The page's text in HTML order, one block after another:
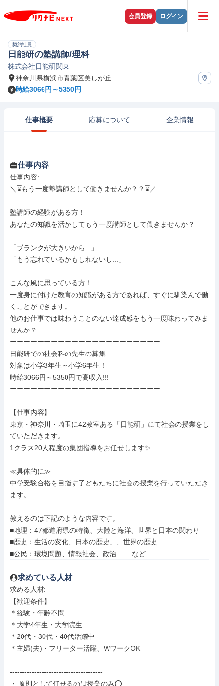
会員登録 ログイン
契約社員
日能研の塾講師/理科
株式会社日能研関東
神奈川県横浜市青葉区美しが丘
時給3066円～5350円
仕事概要 応募について 企業情報
仕事内容
仕事内容:
＼⌛️もう一度塾講師として働きませんか？？⌛️／
塾講師の経験がある方！
あなたの知識を活かしてもう一度講師として働きませんか？
「ブランクが大きいから...」
「もう忘れているかもしれないし...」
こんな風に思っている方！
一度身に付けた教育の知識がある方であれば、すぐに馴染んで働
くことができます。
他のお仕事では味わうことのない達成感をもう一度味わってみま
せんか？
ーーーーーーーーーーーーーーーーーーーーーー
日能研での社会科の先生の募集
対象は小学3年生～小学6年生！
時給3066円～5350円で高収入!!!
ーーーーーーーーーーーーーーーーーーーーーー
【仕事内容】
東京・神奈川・埼玉に42教室ある「日能研」にて社会の授業をし
ていただきます。
1クラス20人程度の集団指導をお任せします✨
≪具体的に≫
中学受験合格を目指す子どもたちに社会の授業を行っていただき
ます。
教えるのは下記のような内容です。
■地理：47都道府県の特徴、大陸と海洋、世界と日本の関わり
■歴史：生活の変化、日本の歴史」、世界の歴史
■公民：環境問題、情報社会、政治 ……など
求めている人材
求める人材:
【歓迎条件】
＊経験・年齢不問
＊大学4年生・大学院生
＊20代・30代・40代活躍中
＊主婦(夫)・フリーター活躍、WワークOK
--------------------------------------
・ 原則として任せるのは授業のみ⭕